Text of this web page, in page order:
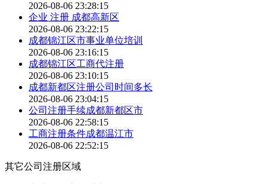
2026-08-06 23:28:15
企业 注册 成都高新区
2026-08-06 23:22:15
成都锦江区市事业单位培训
2026-08-06 23:16:15
成都锦江区工商代注册
2026-08-06 23:10:15
成都新都区注册公司时间多长
2026-08-06 23:04:15
公司注册手续成都新都区市
2026-08-06 22:58:15
工商注册条件成都温江市
2026-08-06 22:52:15
其它公司注册区域